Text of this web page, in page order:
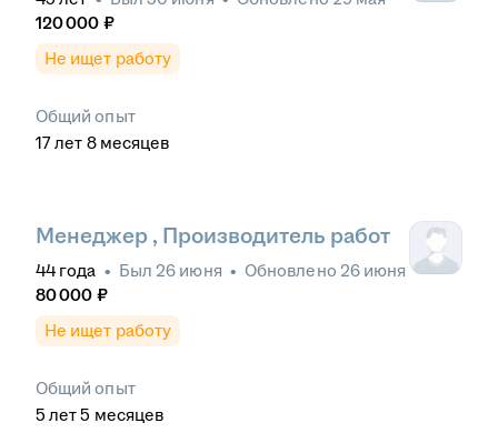
120 000 ₽
Не ищет работу
Общий опыт
17лет 8 месяцев
Менеджер , Производитель работ
44 года • Был 26 июня • Обновлено 26 июня
80 000 ₽
Не ищет работу
Общий опыт
5 лет 5 месяцев